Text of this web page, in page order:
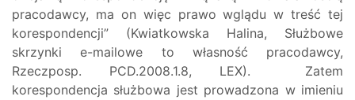
pracodawcy, ma on więc prawo wglądu w treść tej
korespondencji” (Kwiatkowska Halina, Służbowe
skrzynki e-mailowe to własność pracodawcy,
Rzeczposp. PCD.2008.1.8, LEX). Zatem
korespondencja służbowa jest prowadzona w imieniu